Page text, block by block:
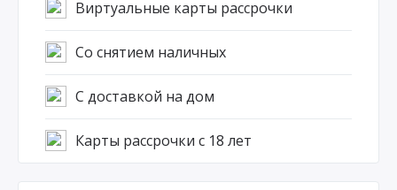
Виртуальные карты рассрочки
Со снятием наличных
С доставкой на дом
Карты рассрочки с 18 лет